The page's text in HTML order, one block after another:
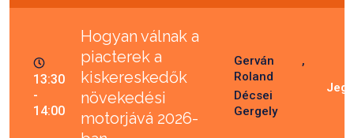
13:30
-
14:00
Hogyan válnak a
piacterek a
kiskereskedők
növekedési
motorjává 2026-
Gerván
Roland
Décsei
Gergely